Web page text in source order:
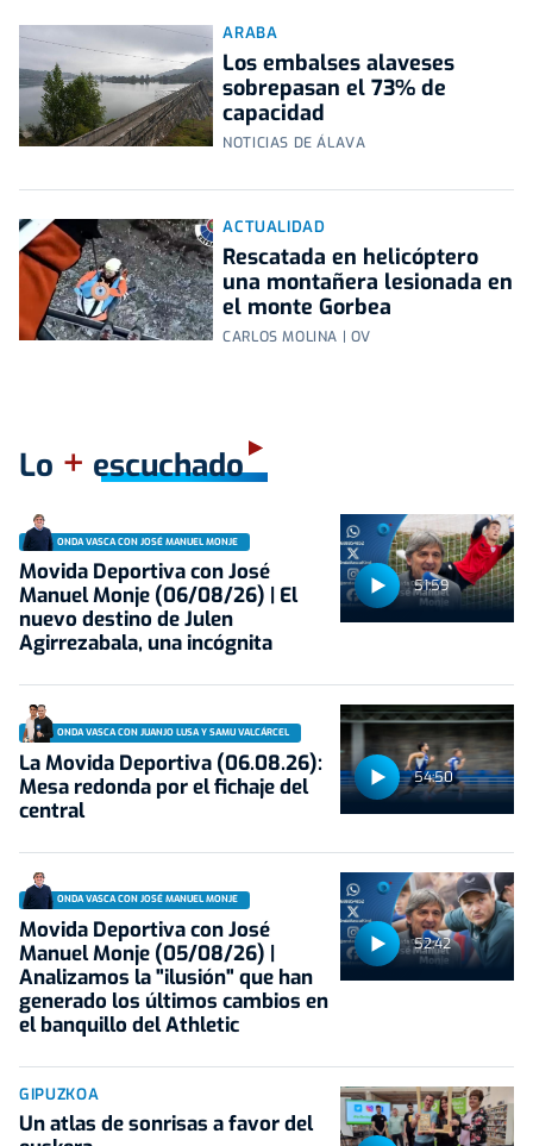
ARABA
Los embalses alaveses
sobrepasan el 73% de
capacidad
NOTICIAS DE ÁLAVA
ACTUALIDAD
Rescatada en helicóptero
una montañera lesionada en
el monte Gorbea
CARLOS MOLINA | OV
Lo + escuchado
51:59
ONDA VASCA CON JOSÉ MANUEL MONJE
Movida Deportiva con José
Manuel Monje (06/08/26) | El
nuevo destino de Julen
Agirrezabala, una incógnita
54:50
ONDA VASCA CON JUANJO LUSA Y SAMU VALCÁRCEL
La Movida Deportiva (06.08.26):
Mesa redonda por el fichaje del
central
52:42
ONDA VASCA CON JOSÉ MANUEL MONJE
Movida Deportiva con José
Manuel Monje (05/08/26) |
Analizamos la "ilusión" que han
generado los últimos cambios en
el banquillo del Athletic
GIPUZKOA
Un atlas de sonrisas a favor del